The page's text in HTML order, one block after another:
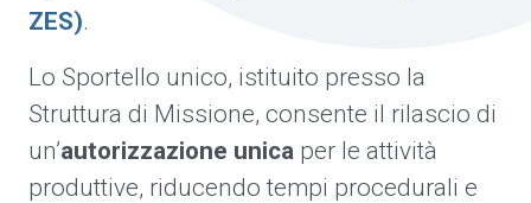
ZES).
Lo Sportello unico, istituito presso la
Struttura di Missione, consente il rilascio di
un’autorizzazione unica per le attività
produttive, riducendo tempi procedurali e